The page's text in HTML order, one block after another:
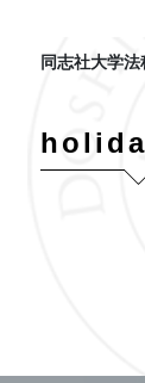
同志社大学